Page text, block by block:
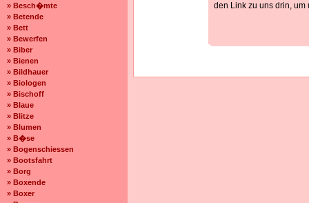
» Besch�mte
» Betende
» Bett
» Bewerfen
» Biber
» Bienen
» Bildhauer
» Biologen
» Bischoff
» Blaue
» Blitze
» Blumen
» B�se
» Bogenschiessen
» Bootsfahrt
» Borg
» Boxende
» Boxer
den Link zu uns drin,